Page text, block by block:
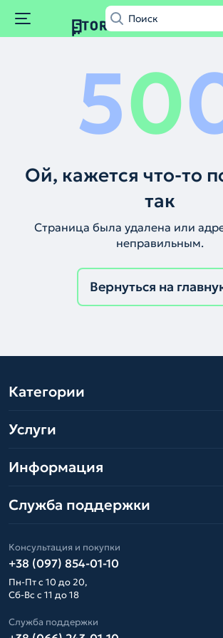
50
Ой, кажется что-то
так
Страница была удалена или
неправильным.
Вернуться на
Категории
Услуги
Информация
Служба поддержки
Консультация и покупки
+38 (097) 854-01-10
Пн-Пт с 10 до 20,
Сб-Вс с 11 до 18
Служба поддержки